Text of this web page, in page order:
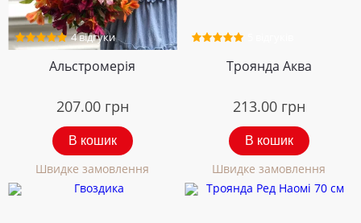
4 відгуки
Альстромерія
207.00 грн
В кошик
Швидке замовлення
Троянда Аква
213.00 грн
В кошик
Швидке замовлення